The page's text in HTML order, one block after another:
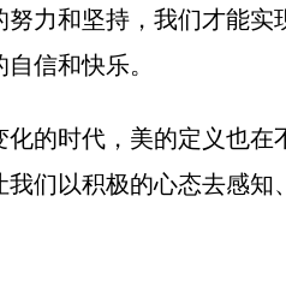
努力和坚持，我们才能
信和快乐。
化的时代，美的定义也在
我们以积极的心态去感